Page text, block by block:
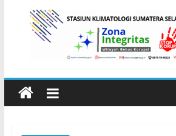
Stasiun
Klimatologi
Sumatera